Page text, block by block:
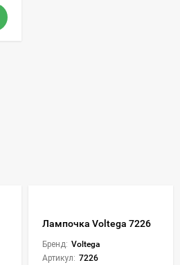
Лампочка Voltega 7226
Бренд: Voltega
Артикул: 7226